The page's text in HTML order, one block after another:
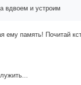
вдвоем и устроим
ему память! Почитай